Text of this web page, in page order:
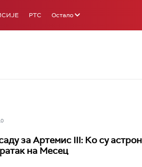
РТС Остало
за Артемис III: Ко су
на Месец